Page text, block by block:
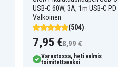
USB-C 60W, 3A, 1m USB-C PD
Valkoinen
(504)
7,95 €8,99 €
Varastossa, heti valmis
toimitettavaksi